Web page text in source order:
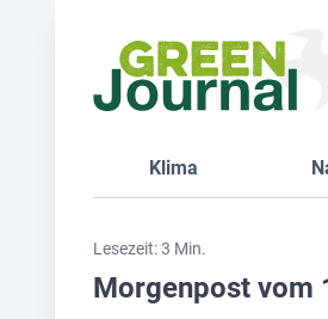
Klima
Lesezeit: 3 Min.
Morgenpost vom